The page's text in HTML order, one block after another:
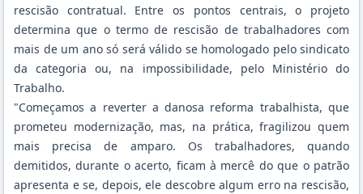
rescisão contratual. Entre os pontos centrais, o projeto
determina que o termo de rescisão de trabalhadores com
mais de um ano só será válido se homologado pelo sindicato
da categoria ou, na impossibilidade, pelo Ministério do
Trabalho.
"Começamos a reverter a danosa reforma trabalhista, que
prometeu modernização, mas, na prática, fragilizou quem
mais precisa de amparo. Os trabalhadores, quando
demitidos, durante o acerto, ficam à mercê do que o patrão
apresenta e se, depois, ele descobre algum erro na rescisão,